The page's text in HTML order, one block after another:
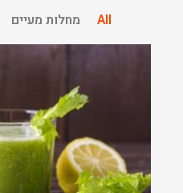
All מחלות מעיים